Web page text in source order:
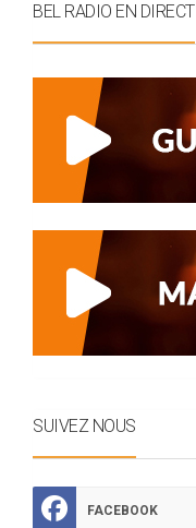
BEL RADIO EN DIRECT
SUIVEZ NOUS
FACEBOOK